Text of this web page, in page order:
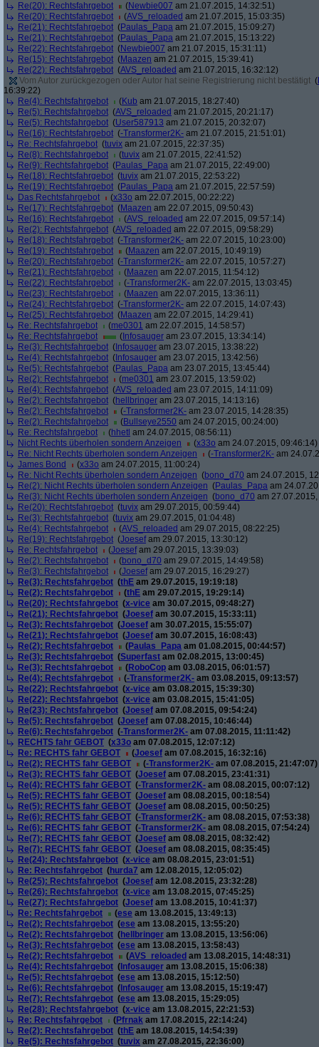
Re(20): Rechtsfahrgebot (Newbie007 am 21.07.2015, 14:32:51)
Re(20): Rechtsfahrgebot
(AVS_reloaded am 21.07.2015, 15:03:35)
Re(21): Rechtsfahrgebot (Paulas_Papa am 21.07.2015, 15:09:27)
Re(21): Rechtsfahrgebot (Paulas_Papa am 21.07.2015, 15:13:22)
Re(22): Rechtsfahrgebot (Newbie007 am 21.07.2015, 15:31:11)
Re(15): Rechtsfahrgebot (Maazen am 21.07.2015, 15:39:41)
Re(22): Rechtsfahrgebot (AVS_reloaded am 21.07.2015, 16:32:12)
Vom Autor zurückgezogen oder Autor hat seine Registrierung nicht bestätigt (
16:39:22)
Re(4): Rechtsfahrgebot
(Kub am 21.07.2015, 18:27:40)
Re(5): Rechtsfahrgebot (AVS_reloaded am 21.07.2015, 20:21:17)
Re(5): Rechtsfahrgebot (User587913 am 21.07.2015, 20:32:07)
Re(16): Rechtsfahrgebot (-Transformer2K- am 21.07.2015, 21:51:01)
Re: Rechtsfahrgebot (tuvix am 21.07.2015, 22:37:35)
Re(8): Rechtsfahrgebot
(tuvix am 21.07.2015, 22:41:52)
Re(9): Rechtsfahrgebot (Paulas_Papa am 21.07.2015, 22:49:00)
Re(18): Rechtsfahrgebot (tuvix am 21.07.2015, 22:53:22)
Re(19): Rechtsfahrgebot (Paulas_Papa am 21.07.2015, 22:57:59)
Das Rechtsfahrgebot
(x33o am 22.07.2015, 00:22:22)
Re(17): Rechtsfahrgebot (Maazen am 22.07.2015, 09:50:43)
Re(16): Rechtsfahrgebot
(AVS_reloaded am 22.07.2015, 09:57:14)
Re(2): Rechtsfahrgebot (AVS_reloaded am 22.07.2015, 09:58:29)
Re(18): Rechtsfahrgebot (-Transformer2K- am 22.07.2015, 10:23:00)
Re(19): Rechtsfahrgebot
(Maazen am 22.07.2015, 10:49:19)
Re(20): Rechtsfahrgebot (-Transformer2K- am 22.07.2015, 10:57:27)
Re(21): Rechtsfahrgebot
(Maazen am 22.07.2015, 11:54:12)
Re(22): Rechtsfahrgebot
(-Transformer2K- am 22.07.2015, 13:03:45)
Re(23): Rechtsfahrgebot
(Maazen am 22.07.2015, 13:36:11)
Re(24): Rechtsfahrgebot (-Transformer2K- am 22.07.2015, 14:07:43)
Re(25): Rechtsfahrgebot (Maazen am 22.07.2015, 14:29:41)
Re: Rechtsfahrgebot
(me0301 am 22.07.2015, 14:58:57)
Re: Rechtsfahrgebot
( Infosauger am 23.07.2015, 13:34:14)
Re(3): Rechtsfahrgebot ( Infosauger am 23.07.2015, 13:38:22)
Re(4): Rechtsfahrgebot ( Infosauger am 23.07.2015, 13:42:56)
Re(5): Rechtsfahrgebot (Paulas_Papa am 23.07.2015, 13:45:44)
Re(2): Rechtsfahrgebot
(me0301 am 23.07.2015, 13:59:02)
Re(4): Rechtsfahrgebot (AVS_reloaded am 23.07.2015, 14:11:09)
Re(2): Rechtsfahrgebot (hellbringer am 23.07.2015, 14:13:16)
Re(2): Rechtsfahrgebot
(-Transformer2K- am 23.07.2015, 14:28:35)
Re(2): Rechtsfahrgebot
(Bullseye2550 am 24.07.2015, 00:24:00)
Re: Rechtsfahrgebot
(hhetl am 24.07.2015, 08:56:11)
Nicht Rechts überholen sondern Anzeigen
(x33o am 24.07.2015, 09:46:14)
Re: Nicht Rechts überholen sondern Anzeigen
(-Transformer2K- am
James Bond
(x33o am 24.07.2015, 11:00:24)
Re: Nicht Rechts überholen sondern Anzeigen (bono_d70 am 24.07.2015,
Re(2): Nicht Rechts überholen sondern Anzeigen (Paulas_Papa am
Re(3): Nicht Rechts überholen sondern Anzeigen (bono_d70 am
Re(20): Rechtsfahrgebot (tuvix am 29.07.2015, 00:59:44)
Re(3): Rechtsfahrgebot (tuvix am 29.07.2015, 01:04:48)
Re(4): Rechtsfahrgebot
(AVS_reloaded am 29.07.2015, 08:22:25)
Re(19): Rechtsfahrgebot (Joesefam 29.07.2015, 13:30:12)
Re: Rechtsfahrgebot
(Joesefam 29.07.2015, 13:39:03)
Re(2): Rechtsfahrgebot
(bono_d70 am 29.07.2015, 14:49:58)
Re(3): Rechtsfahrgebot
(Joesefam 29.07.2015, 16:29:27)
Re(3): Rechtsfahrgebot (thE am 29.07.2015, 19:19:18)
Re(2): Rechtsfahrgebot
(thE am 29.07.2015, 19:29:14)
Re(20): Rechtsfahrgebot (x-vice am 30.07.2015, 09:48:27)
Re(21): Rechtsfahrgebot (Joesef am 30.07.2015, 15:33:11)
Re(3): Rechtsfahrgebot (Joesef am 30.07.2015, 15:55:07)
Re(21): Rechtsfahrgebot (Joesef am 30.07.2015, 16:08:43)
Re(2): Rechtsfahrgebot
(Paulas_Papa am 01.08.2015, 00:44:57)
Re(3): Rechtsfahrgebot (Superfast am 02.08.2015, 13:00:45)
Re(3): Rechtsfahrgebot
(RoboCop am 03.08.2015, 06:01:57)
Re(4): Rechtsfahrgebot
(-Transformer2K- am 03.08.2015, 09:13:57)
Re(22): Rechtsfahrgebot (x-vice am 03.08.2015, 15:39:30)
Re(22): Rechtsfahrgebot (x-vice am 03.08.2015, 15:41:05)
Re(23): Rechtsfahrgebot (Joesef am 07.08.2015, 09:54:24)
Re(5): Rechtsfahrgebot (Joesef am 07.08.2015, 10:46:44)
Re(6): Rechtsfahrgebot (-Transformer2K- am 07.08.2015, 11:11:42)
RECHTS fahr GEBOT (x33o am 07.08.2015, 12:07:12)
Re: RECHTS fahr GEBOT
(Joesef am 07.08.2015, 16:32:16)
Re(2): RECHTS fahr GEBOT
(-Transformer2K- am 07.08.2015, 21:47:07)
Re(3): RECHTS fahr GEBOT (Joesef am 07.08.2015, 23:41:31)
Re(4): RECHTS fahr GEBOT (-Transformer2K- am 08.08.2015, 00:07:12)
Re(5): RECHTS fahr GEBOT (Joesef am 08.08.2015, 00:18:54)
Re(5): RECHTS fahr GEBOT (Joesef am 08.08.2015, 00:50:25)
Re(6): RECHTS fahr GEBOT (-Transformer2K- am 08.08.2015, 07:53:38)
Re(6): RECHTS fahr GEBOT (-Transformer2K- am 08.08.2015, 07:54:24)
Re(7): RECHTS fahr GEBOT (Joesef am 08.08.2015, 08:32:42)
Re(7): RECHTS fahr GEBOT (Joesef am 08.08.2015, 08:35:45)
Re(24): Rechtsfahrgebot (x-vice am 08.08.2015, 23:01:51)
Re: Rechtsfahrgebot (hurda7 am 12.08.2015, 12:05:02)
Re(25): Rechtsfahrgebot (Joesef am 12.08.2015, 23:32:28)
Re(26): Rechtsfahrgebot (x-vice am 13.08.2015, 07:45:25)
Re(27): Rechtsfahrgebot (Joesef am 13.08.2015, 10:41:37)
Re: Rechtsfahrgebot
(ese am 13.08.2015, 13:49:13)
Re(2): Rechtsfahrgebot (ese am 13.08.2015, 13:55:20)
Re(2): Rechtsfahrgebot (hellbringer am 13.08.2015, 13:56:06)
Re(3): Rechtsfahrgebot (ese am 13.08.2015, 13:58:43)
Re(2): Rechtsfahrgebot
(AVS_reloaded am 13.08.2015, 14:48:31)
Re(4): Rechtsfahrgebot ( Infosauger am 13.08.2015, 15:06:38)
Re(5): Rechtsfahrgebot (ese am 13.08.2015, 15:12:50)
Re(6): Rechtsfahrgebot ( Infosauger am 13.08.2015, 15:19:47)
Re(7): Rechtsfahrgebot (ese am 13.08.2015, 15:29:05)
Re(28): Rechtsfahrgebot (x-vice am 13.08.2015, 22:21:53)
Re: Rechtsfahrgebot
(Pfrnak am 17.08.2015, 22:14:24)
Re(2): Rechtsfahrgebot (thE am 18.08.2015, 14:54:39)
Re(5): Rechtsfahrgebot (tuvix am 27.08.2015, 22:36:00)